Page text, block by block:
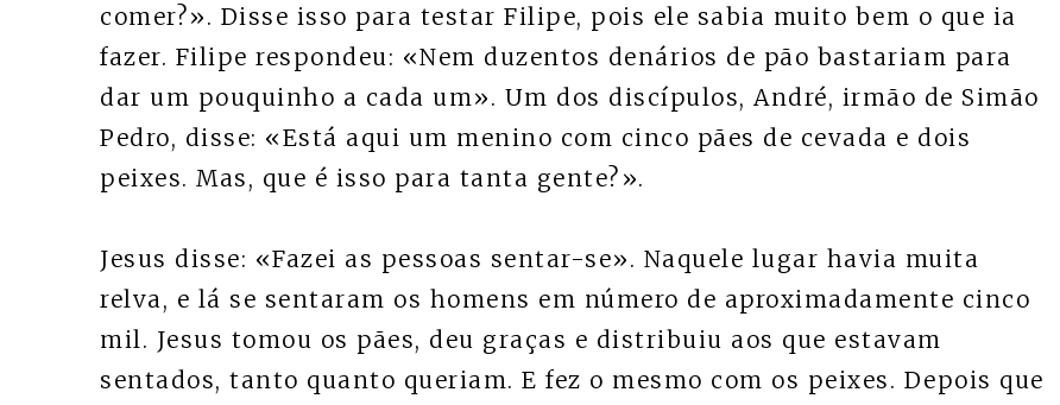
comer?». Disse isso para testar Filipe, pois ele sabia muito bem o que ia
fazer. Filipe respondeu: «Nem duzentos denários de pão bastariam para
dar um pouquinho a cada um». Um dos discípulos, André, irmão de Simão
Pedro, disse: «Está aqui um menino com cinco pães de cevada e dois
peixes. Mas, que é isso para tanta gente?».
Jesus disse: «Fazei as pessoas sentar-se». Naquele lugar havia muita
relva, e lá se sentaram os homens em número de aproximadamente cinco
mil. Jesus tomou os pães, deu graças e distribuiu aos que estavam
sentados, tanto quanto queriam. E fez o mesmo com os peixes. Depois que